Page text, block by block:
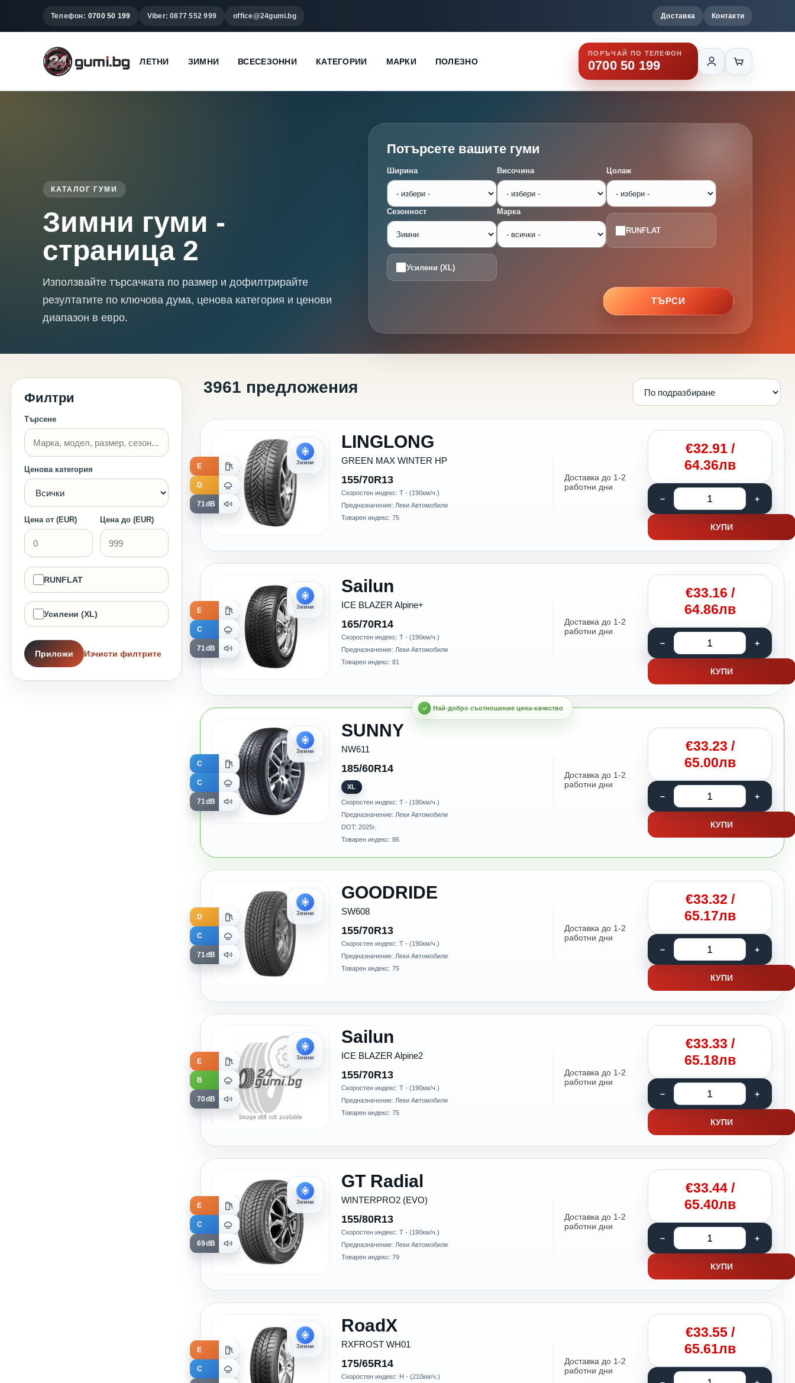
Телефон: 0700 50 199 Viber: 0877 552 999 office@24gumi.bg Доставка Контакти
ЛЕТНИ ЗИМНИ ВСЕСЕЗОННИ КАТЕГОРИИ МАРКИ ПОЛЕЗНО
ПОРЪЧАЙ ПО ТЕЛЕФОН
0700 50 199
КАТАЛОГ ГУМИ
Зимни гуми -
страница 2
Използвайте търсачката по размер и дофилтрирайте
резултатите по ключова дума, ценова категория и ценови
диапазон в евро.
Потърсете вашите гуми
Ширина Височина Цолаж
Сезонност Марка
RUNFLAT
Усилени (XL)
ТЪРСИ
Филтри
Търсене
Ценова категория
Цена от (EUR) Цена до (EUR)
RUNFLAT
Усилени (XL)
Приложи Изчисти филтрите
3961 предложения
Зимни
LINGLONG
GREEN MAX WINTER HP
155/70R13
E
D
71dB
Скоростен индекс: T - (190км/ч.)
Предназначение: Леки Автомобили
Товарен индекс: 75
Доставка до 1-2
работни дни
€32.91/
64.36лв
КУПИ
Зимни
Sailun
ICE BLAZER Alpine+
165/70R14
E
C
71dB
Скоростен индекс: T - (190км/ч.)
Предназначение: Леки Автомобили
Товарен индекс: 81
Доставка до 1-2
работни дни
€33.16 /
64.86лв
КУПИ
Зимни
SUNNY
NW611
185/60R14
C
C
71dB
XL
Скоростен индекс: T - (190км/ч.)
Предназначение: Леки Автомобили
DOT: 2025г.
Товарен индекс: 86
Доставка до 1-2
работни дни
€33.23 /
65.00лв
КУПИ
Зимни
GOODRIDE
SW608
155/70R13
D
C
71dB
Скоростен индекс: T - (190км/ч.)
Предназначение: Леки Автомобили
Товарен индекс: 75
Доставка до 1-2
работни дни
€33.32 /
65.17лв
КУПИ
Зимни
Sailun
ICE BLAZER Alpine2
155/70R13
E
B
70dB
Скоростен индекс: T - (190км/ч.)
Предназначение: Леки Автомобили
Товарен индекс: 75
Доставка до 1-2
работни дни
€33.33 /
65.18лв
КУПИ
Зимни
GT Radial
WINTERPRO2 (EVO)
155/80R13
E
C
69dB
Скоростен индекс: T - (190км/ч.)
Предназначение: Леки Автомобили
Товарен индекс: 79
Доставка до 1-2
работни дни
€33.44/
65.40лв
КУПИ
Зимни
RoadX
RXFROST WH01
175/65R14
E
C
Скоростен индекс: H - (210км/ч.)
Доставка до 1-2
работни дни
€33.55/
65.61лв